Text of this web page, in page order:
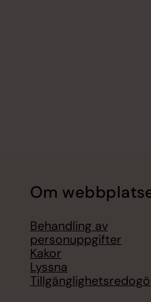
Om
Behandling av
personuppgifter
Kakor
Lyssna